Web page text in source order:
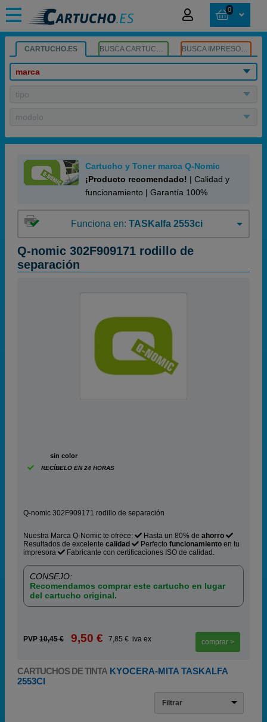
0
CARTUCHO.ES BUSCA CARTUCHOS BUSCA IMPRESORA
marca
tipo
modelo
Cartucho y Toner marca Q-Nomic
¡Producto recomendado! | Calidad y
funcionamiento | Garantía 100%
Funciona en: TASKalfa 2553ci
Q-nomic 302F909171 rodillo de
separación
sin color
RECÍBELO EN 24 HORAS
Q-nomic 302F909171 rodillo de separación
Nuestra Marca Q-Nomic te ofrece: Hasta un 80% de ahorro
Resultados de excelente calidad Perfecto funcionamiento en tu
impresora
Fabricante con certificaciones ISO de calidad.
CONSEJO:
Recomendamos comprar este cartucho en lugar
del cartucho original.
PVP 10,45 € 9,50 € 7,85 € iva ex comprar >
CARTUCHOS DE TINTA KYOCERA-MITA TASKALFA
2553CI
Filtrar